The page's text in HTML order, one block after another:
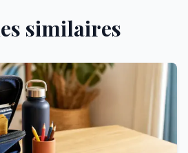
similaires